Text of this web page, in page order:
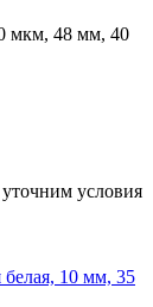
мкм, 48 мм, 40
условия